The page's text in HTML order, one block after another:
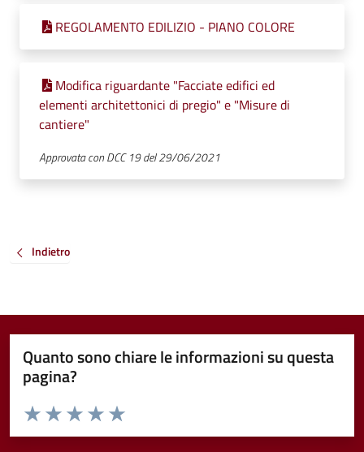
REGOLAMENTO EDILIZIO - PIANO COLORE
Modifica riguardante "Facciate edifici ed
elementi architettonici di pregio" e "Misure di
cantiere"
Approvata con DCC 19 del 29/06/2021
Indietro
Quanto sono chiare le informazioni su questa
pagina?
Valuta da 1 a 5 stelle la pagina
Valuta 5 stelle su 5
Valuta 4 stelle su 5
Valuta 3 stelle su 5
Valuta 2 stelle su 5
Valuta 1 stelle su 5